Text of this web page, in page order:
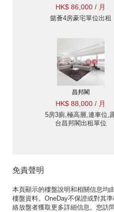
HK$ 86,000 / 月
懿薈4房豪宅單位出租
昌邦閣
HK$ 88,000 / 月
5房3廁,極高層,連車位,
台昌邦閣出租單位
免責聲明
本頁顯示的樓盤說明和相關信息均
樓盤資料。OneDay不保證或對其
絡放盤者獲取更多詳細信息。您訪